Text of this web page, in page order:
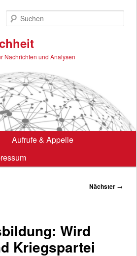
Nachrichten und Analysen
Aufrufe & Appelle
Nächster →
Wird
Kriegspartei